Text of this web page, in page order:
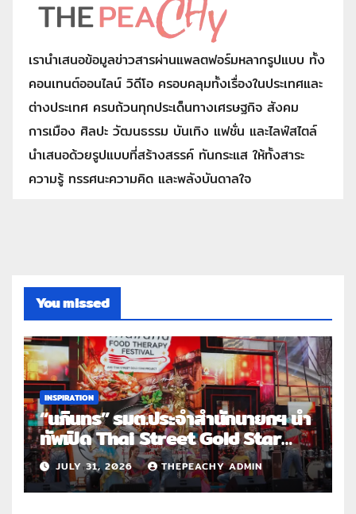
เรานำเสนอข้อมูลข่าวสารผ่านแพลตฟอร์มหลากรูปแบบ ทั้ง
คอนเทนต์ออนไลน์ วิดีโอ ครอบคลุมทั้งเรื่องในประเทศและ
ต่างประเทศ ครบถ้วนทุกประเด็นทางเศรษฐกิจ สังคม
การเมือง ศิลปะ วัฒนธรรม บันเทิง แฟชั่น และไลฟ์สไตล์
นำเสนอด้วยรูปแบบที่สร้างสรรค์ ทันกระแส ให้ทั้งสาระ
ความรู้ ทรรศนะความคิด และพลังบันดาลใจ
You missed
INSPIRATION
“นภินทร” รมต.ประจำสำนักนายกฯ นำ
ทัพเปิด Thai Street Gold Star
Roadshow 3 จังหวัดต้นแบบ
JULY 31, 2026 THEPEACHY ADMIN